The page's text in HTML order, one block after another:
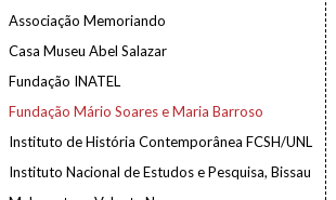
Associação Memoriando
Casa Museu Abel Salazar
Fundação INATEL
Fundação Mário Soares e Maria Barroso
Instituto de História Contemporânea FCSH/UNL
Instituto Nacional de Estudos e Pesquisa, Bissau